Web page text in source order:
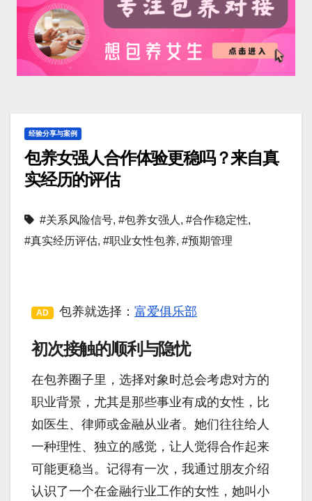
经验分享与案例
包养女强人合作体验更稳吗？来自真
实经历的评估
#关系风险信号, #包养女强人 , #合作稳定性,
#真实经历评估, #职业女性包养, #预期管理
AD 包养就选择： 富爱俱乐部
初次接触的顺利与隐忧
在包养圈子里，选择对象时总会考虑对方的
职业背景，尤其是那些事业有成的女性，比
如医生、律师或金融从业者。她们往往给人
一种理性、独立的感觉，让人觉得合作起来
可能更稳当。记得有一次，我通过朋友介绍
认识了一个在金融行业工作的女性，她叫小